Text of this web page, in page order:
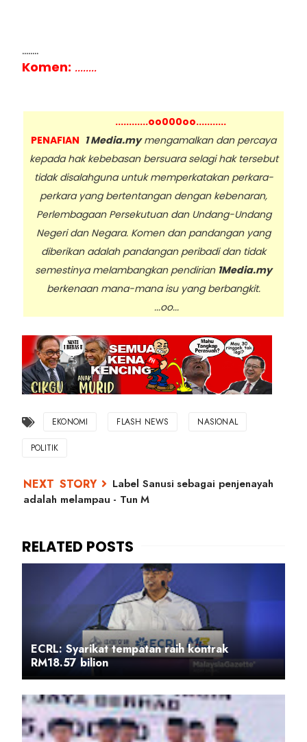
........
Komen: ........
............oo000oo...........
PENAFIAN 1 Media.mymengamalkan dan percaya
kepada hak kebebasan bersuara selagi hak tersebut
tidak disalahguna untuk memperkatakan perkara-
perkara yang bertentangan dengan kebenaran,
Perlembagaan Persekutuan dan Undang-Undang
Negeri dan Negara. Komen dan pandangan yang
diberikan adalah pandangan peribadi dan tidak
semestinya melambangkan pendirian 1Media.my
berkenaan mana-mana isu yang berbangkit.
...oo...
EKONOMI FLASH NEWS NASIONAL
POLITIK
Label Sanusi sebagai penjenayah
adalah melampau - Tun M
ECRL: Syarikat tempatan raih kontrak
RM18.57 bilion